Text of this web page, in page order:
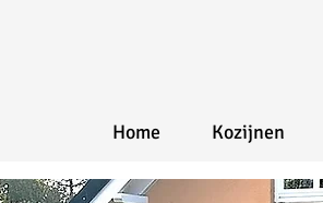
Home Kozijnen